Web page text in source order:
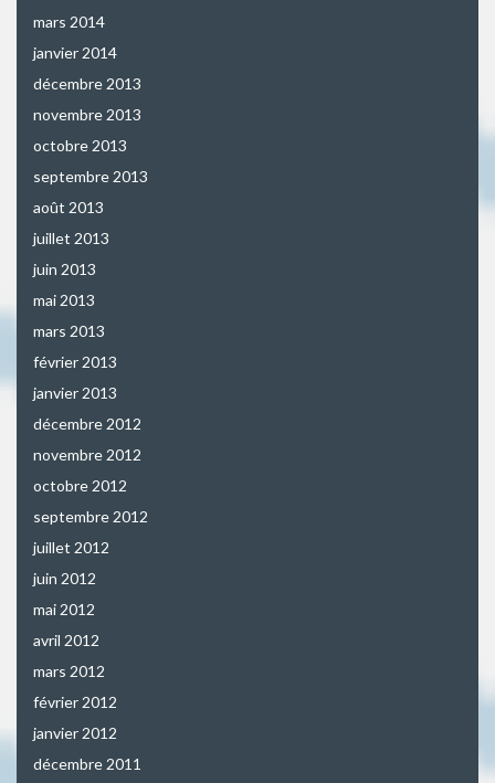
mars 2014
janvier 2014
décembre 2013
novembre 2013
octobre 2013
septembre 2013
août 2013
juillet 2013
juin 2013
mai 2013
mars 2013
février 2013
janvier 2013
décembre 2012
novembre 2012
octobre 2012
septembre 2012
juillet 2012
juin 2012
mai 2012
avril 2012
mars 2012
février 2012
janvier 2012
décembre 2011